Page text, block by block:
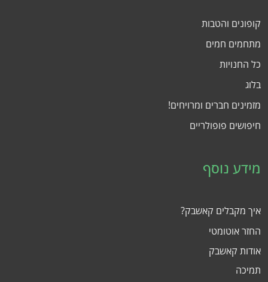
קופונים והטבות
מתחמים חמים
כל החנויות
בלוג
מזמינים חברים ומרויחים!
חיפושים פופולריים
מידע נוסף
איך מקבלים קאשבק?
החזר אוטומטי
אודות קאשבק
תמיכה